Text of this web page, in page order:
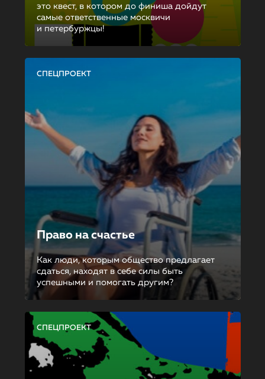
это квест, в котором до финиша дойдут
самые ответственные москвичи
и петербуржцы!
СПЕЦПРОЕКТ
Право на счастье
Как люди, которым общество предлагает
сдаться, находят в себе силы быть
успешными и помогать другим?
СПЕЦПРОЕКТ